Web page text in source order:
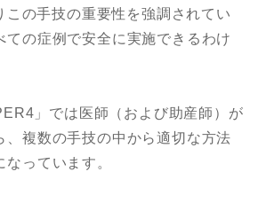
この手技の重要性を強調されてい
ての症例で安全に実施できるわけ
」では医師（および助産師）が
、複数の手技の中から適切な方法
っています。